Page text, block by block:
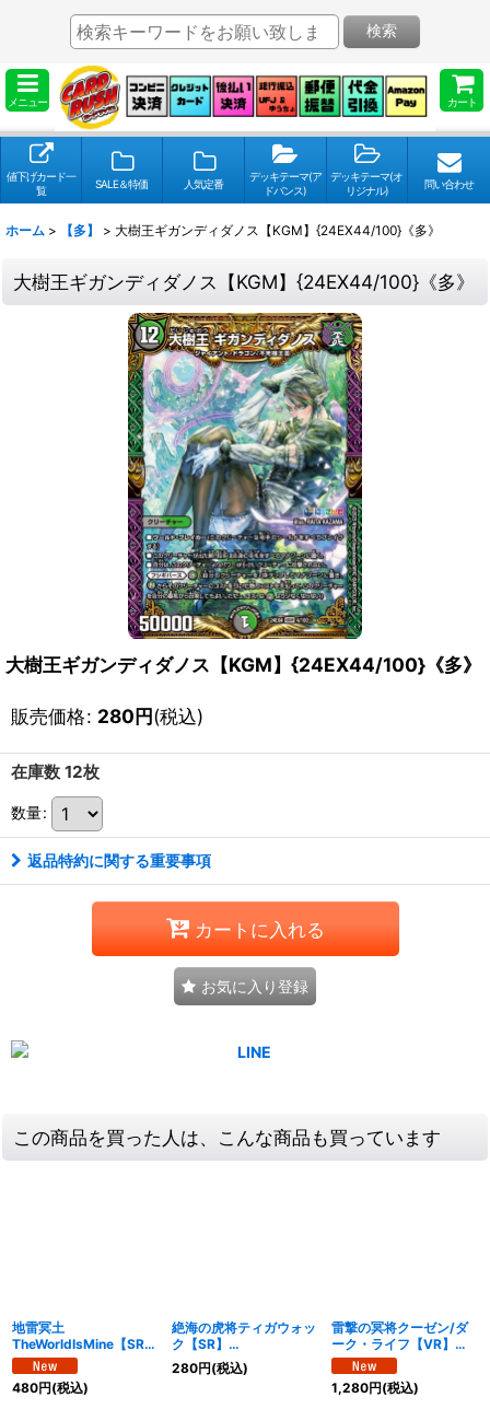
メニュー カート
検索
値下げカード一
覧
SALE＆特価 人気定番
デッキテーマ(ア
ドバンス)
デッキテーマ(オ
リジナル)
問い合わせ
ホーム > 【多】 > 大樹王ギガンディダノス【KGM】{24EX44/100}《多》
大樹王ギガンディダノス【KGM】{24EX44/100}《多》
大樹王ギガンディダノス【KGM】{24EX44/100}《多》
販売価格: 280円(税込)
在庫数 12枚
数量:
返品特約に関する重要事項
カートに入れる
お気に入り登録
この商品を買った人は、こんな商品も買っています
地雷冥土
TheWorldIsMine【SR】
{24EX422/100}《多》
480円(税込)
絶海の虎将ティガウォッ
ク【SR】
{24EX47/100}《水》
280円(税込)
雷撃の冥将クーゼン/ダ
ーク・ライフ【VR】
{24EX439/100}《多》
1,280円(税込)